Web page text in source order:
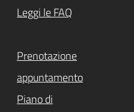
Leggi le FAQ
Prenotazione
appuntamento
Piano di